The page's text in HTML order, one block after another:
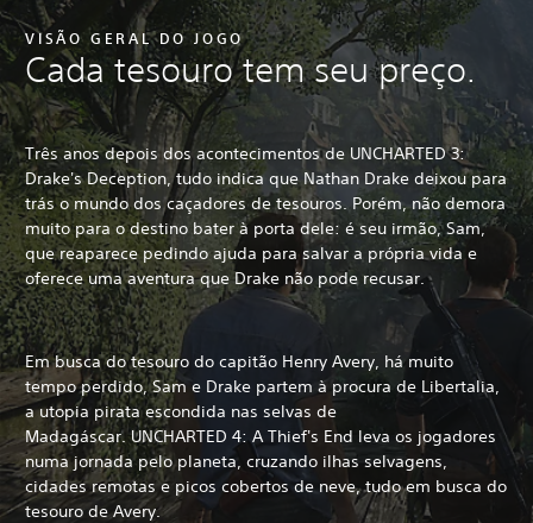
VISÃO GERAL DO JOGO
Cada tesouro tem seu preço.
Três anos depois dos acontecimentos de UNCHARTED 3:
Drake's Deception, tudo indica que Nathan Drake deixou para
trás o mundo dos caçadores de tesouros. Porém, não demora
muito para o destino bater à porta dele: é seu irmão, Sam,
que reaparece pedindo ajuda para salvar a própria vida e
oferece uma aventura que Drake não pode recusar.
Em busca do tesouro do capitão Henry Avery, há muito
tempo perdido, Sam e Drake partem à procura de Libertalia,
a utopia pirata escondida nas selvas de
Madagáscar. UNCHARTED 4: A Thief's End leva os jogadores
numa jornada pelo planeta, cruzando ilhas selvagens,
cidades remotas e picos cobertos de neve, tudo em busca do
tesouro de Avery.